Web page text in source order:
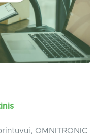
OMNITRONIC